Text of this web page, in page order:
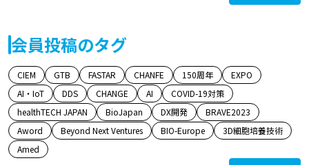
会員投稿のタグ
CIEM GTB FASTAR CHANFE 150周年
EXPO
AI・IoT
DDS CHANGE AI
COVID-19対策
healthTECH JAPAN
BioJapan DX開発
BRAVE2023
Aword
Beyond Next Ventures BIO-Europe
3D細胞培養技術
Amed